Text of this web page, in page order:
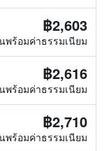
฿2,603
พร้อมค่าธรรมเนียม
฿2,616
พร้อมค่าธรรมเนียม
฿2,710
พร้อมค่าธรรมเนียม